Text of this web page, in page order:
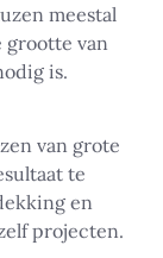
meestal
grootte van
is.
van grote
te
en
projecten.